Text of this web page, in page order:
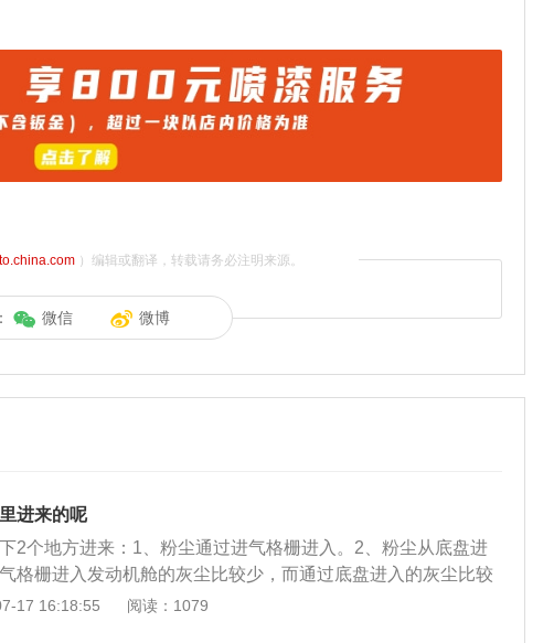
）编辑或翻译，转载请务必注明来源。
微信 微博
进来的呢
2个地方进来：1、粉尘通过进气格栅进入。2、粉尘从底盘进
格栅进入发动机舱的灰尘比较少，而通过底盘进入的灰尘比较
的路面时，通过轮胎带起来的灰尘会很容易地进入发动机舱。
17 16:18:55 阅读：1079